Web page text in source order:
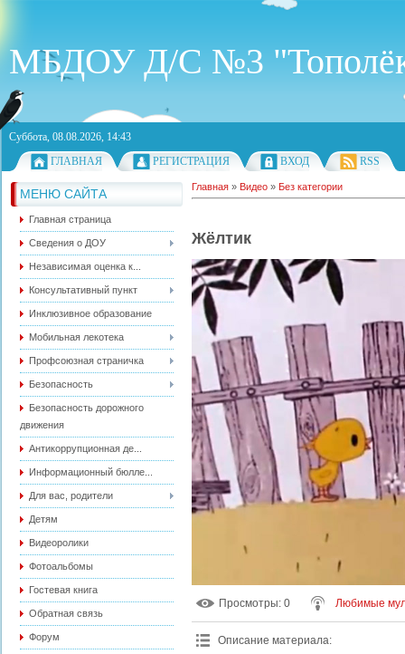
МБДОУ Д/С №3
Суббота, 08.08.2026, 14:43
ГЛАВНАЯ
РЕГИСТРАЦИЯ ВХОД RSS
МЕНЮ САЙТА
Главная страница
Сведения о ДОУ
Независимая оценка к...
Консультативный пункт
Инклюзивное образование
Мобильная лекотека
Профсоюзная страничка
Безопасность
Безопасность дорожного
движения
Антикоррупционная де...
Информационный бюлле...
Для вас, родители
Детям
Видеоролики
Фотоальбомы
Гостевая книга
Обратная связь
Форум
Главная » Видео » Без категории
Жёлтик
Просмотры: 0 Любимые
Описание материала: